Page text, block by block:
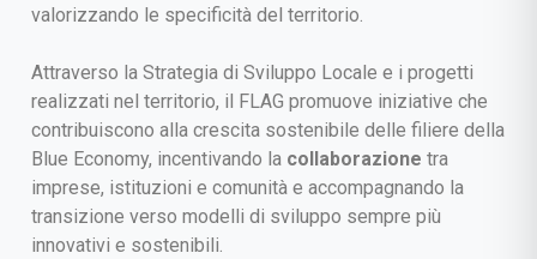
valorizzando le specificità del territorio.
Attraverso la Strategia di Sviluppo Locale e i progetti
realizzati nel territorio, il FLAG promuove iniziative che
contribuiscono alla crescita sostenibile delle filiere della
Blue Economy, incentivando la collaborazione tra
imprese, istituzioni e comunità e accompagnando la
transizione verso modelli di sviluppo sempre più
innovativi e sostenibili.